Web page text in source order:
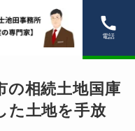
電話
の相続土地国庫
た土地を手放